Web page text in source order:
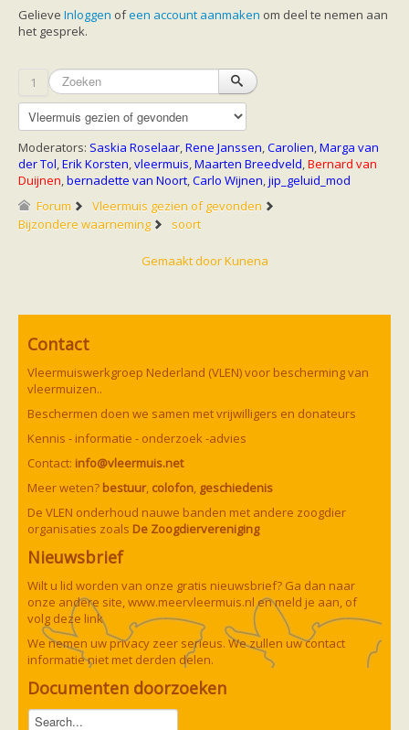
Spreekbeurt
Knutselen
Weetjes
Meer weten
Links
Boeken en tijdschriften
geluiden van vleermuizen
Achtergrond informatie
Nieuwsberichten
Nederland
Buitenland
Handleidingen
Overige publicaties
Overig
Video beelden
Forum
Gelieve Inloggen ofeen account aanmaken om deel te nemen aan
het gesprek.
1
Moderators: Saskia Roselaar,Rene Janssen,Carolien,Marga van
der Tol,Erik Korsten,vleermuis,Maarten Breedveld,Bernard van
Duijnen,bernadette van Noort,Carlo Wijnen,jip_geluid_mod
Forum
Vleermuis gezien of gevonden
Bijzondere waarneming
soort
Gemaakt doorKunena
Contact
Vleermuiswerkgroep Nederland (VLEN) voor bescherming van
vleermuizen..
Beschermen doen we samen met vrijwilligers en donateurs
Kennis - informatie - onderzoek -advies
Contact: info@vleermuis.net
Meer weten? bestuur, colofon, geschiedenis
De VLEN onderhoud nauwe banden met andere zoogdier
organisaties zoals De Zoogdiervereniging
Nieuwsbrief
Wilt u lid worden van onze gratis nieuwsbrief? Ga dan naar
onze andere site,www.meervleermuis.nlen meld je aan, of
volg deze link
We nemen uw privacy zeer serieus. We zullen uw contact
informatie niet met derden delen.
Documenten doorzoeken